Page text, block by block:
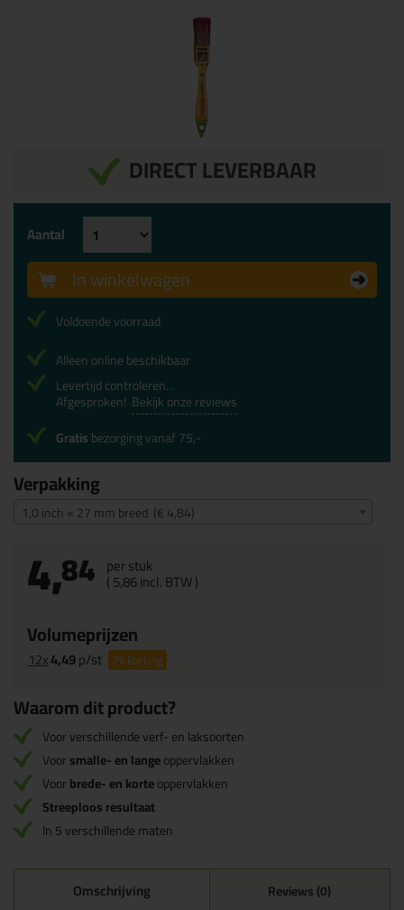
DIRECT LEVERBAAR
Verpakking
1,0 inch = 27 mm breed (€ 4,84)
4,84 per stuk
(5,86incl. BTW )
Volumeprijzen
12x4,49p/st 7%korting
Aantal
In winkelwagen
Voldoende voorraad
Alleen online beschikbaar
Levertijd controleren...
Afgesproken! Bekijk onze reviews
Gratisbezorging vanaf 75,-
Waarom dit product?
Voor verschillende verf- en laksoorten
Voorsmalle- en langeoppervlakken
Voorbrede- en korteoppervlakken
Streeploos resultaat
In 5 verschillende maten
Omschrijving Reviews (0)